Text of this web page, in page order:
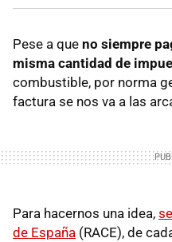
Pese a que no siempre
misma cantidad de
combustible, por norma
factura se nos va a las
Para hacernos una idea,
de España (RACE), de